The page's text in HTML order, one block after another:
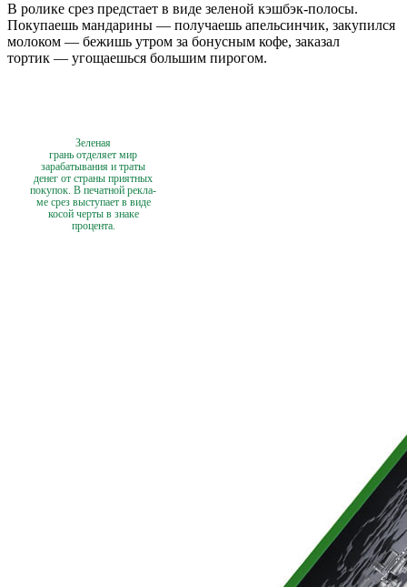
В ролике срез предстает в виде зеленой кэшбэк-полосы.
Покупаешь мандарины — получаешь апельсинчик, закупился
молоком — бежишь утром за бонусным кофе, заказал
тортик — угощаешься большим пирогом.
Зеленая
грань отделяет мир
зарабатывания и траты
денег от страны приятных
покупок. В печатной рекла-
ме срез выступает в виде
косой черты в знаке
процента.